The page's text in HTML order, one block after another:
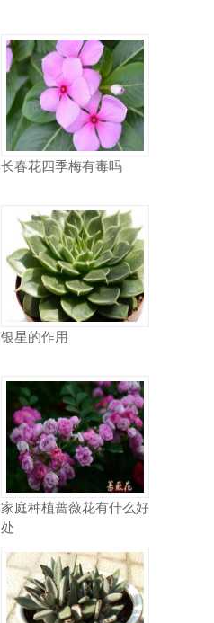
长春花四季梅有毒吗
银星的作用
家庭种植蔷薇花有什么好
处